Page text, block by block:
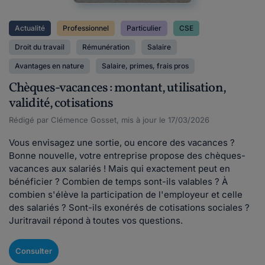
Actualité Professionnel Particulier CSE
Droit du travail Rémunération Salaire
Avantages en nature Salaire, primes, frais pros
Chèques-vacances : montant, utilisation,
validité, cotisations
Rédigé par Clémence Gosset, mis à jour le 17/03/2026
Vous envisagez une sortie, ou encore des vacances ?
Bonne nouvelle, votre entreprise propose des chèques-
vacances aux salariés ! Mais qui exactement peut en
bénéficier ? Combien de temps sont-ils valables ? À
combien s'élève la participation de l'employeur et celle
des salariés ? Sont-ils exonérés de cotisations sociales ?
Juritravail répond à toutes vos questions.
Consulter